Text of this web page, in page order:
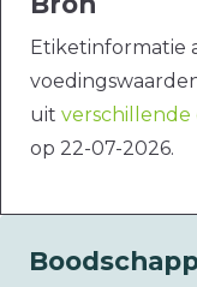
Etiketinformatie
uit
op 22-07-2026.